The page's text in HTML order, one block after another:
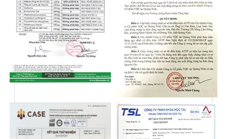
Công
Combo quà tặng tặng Mã Đáo Thành Công bao gồm:
01 Rượu Đông Trùng Hạ Thảo (650ml)
02 Hũ Yến Saffron Đông Trùng Hạ Thảo (70ml)
02 Hũ Yến Đông Trùng Hạ Thảo (70ml)
01 Hộp Đông Trùng Hạ Thảo (10gr)
Rượu Đông Trùng Hạ Thảo